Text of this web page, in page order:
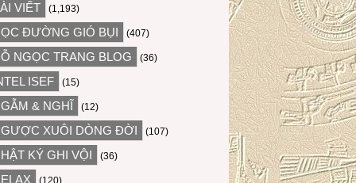
VIẾT (1,193)
ĐƯỜNG GIÓ BỤI (407)
NGỌC TRANG BLOG (36)
ISEF (15)
& NGHĨ (12)
XUÔI DÒNG ĐỜI (107)
KÝ GHI VỘI (36)
(120)